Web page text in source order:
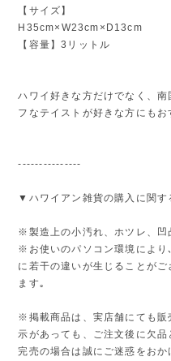
【サイズ】
H35cm×W23cm×D13cm
【容量】3リットル
ハワイ好きな方だけでなく、
フなテイストが好きな方にもお
---------------
▼ハワイアン雑貨の購入に関す
※製造上の小汚れ、ホツレ、凹
※お使いのパソコン環境により
に若干の違いが生じることが
ます｡
※掲載商品は、実店舗にても販
示があっても、ご注文後に欠品
完売の場合は誠にご迷惑をお